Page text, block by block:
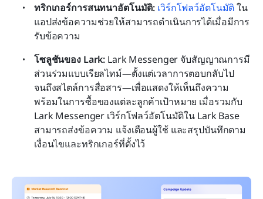
ทริกเกอร์การสนทนาอัตโนมัติ: เวิร์กโฟลว์อัตโนมัติ ใน
แอปส่งข้อความช่วยให้สามารถดำเนินการได้เมื่อมีการ
รับข้อความ
โซลูชันของ Lark: Lark Messenger จับสัญญาณการมี
ส่วนร่วมแบบเรียลไทม์—ตั้งแต่เวลาการตอบกลับไป
จนถึงสไตล์การสื่อสาร—เพื่อแสดงให้เห็นถึงความ
พร้อมในการซื้อของแต่ละลูกค้าเป้าหมาย เมื่อรวมกับ
Lark Messenger เวิร์กโฟลว์อัตโนมัติใน Lark Base
สามารถส่งข้อความ แจ้งเตือนผู้ใช้ และสรุปบันทึกตาม
เงื่อนไขและทริกเกอร์ที่ตั้งไว้